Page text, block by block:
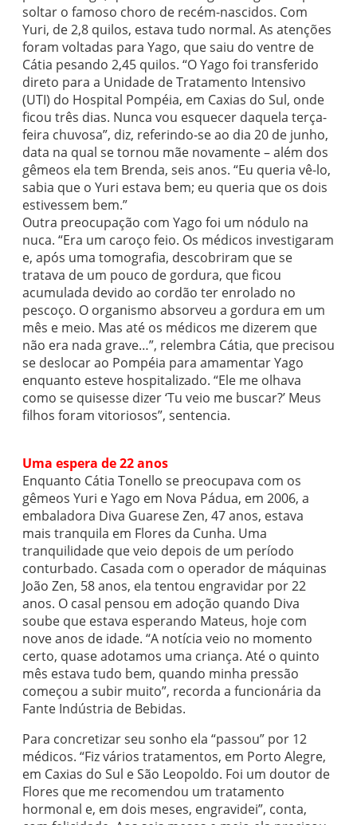
soltar o famoso choro de recém-nascidos. Com
Yuri, de 2,8 quilos, estava tudo normal. As atenções
foram voltadas para Yago, que saiu do ventre de
Cátia pesando 2,45 quilos. “O Yago foi transferido
direto para a Unidade de Tratamento Intensivo
(UTI) do Hospital Pompéia, em Caxias do Sul, onde
ficou três dias. Nunca vou esquecer daquela terça-
feira chuvosa”, diz, referindo-se ao dia 20 de junho,
data na qual se tornou mãe novamente – além dos
gêmeos ela tem Brenda, seis anos. “Eu queria vê-lo,
sabia que o Yuri estava bem; eu queria que os dois
estivessem bem.”
Outra preocupação com Yago foi um nódulo na
nuca. “Era um caroço feio. Os médicos investigaram
e, após uma tomografia, descobriram que se
tratava de um pouco de gordura, que ficou
acumulada devido ao cordão ter enrolado no
pescoço. O organismo absorveu a gordura em um
mês e meio. Mas até os médicos me dizerem que
não era nada grave…”, relembra Cátia, que precisou
se deslocar ao Pompéia para amamentar Yago
enquanto esteve hospitalizado. “Ele me olhava
como se quisesse dizer ‘Tu veio me buscar?’ Meus
filhos foram vitoriosos”, sentencia.
Uma espera de 22 anos
Enquanto Cátia Tonello se preocupava com os
gêmeos Yuri e Yago em Nova Pádua, em 2006, a
embaladora Diva Guarese Zen, 47 anos, estava
mais tranquila em Flores da Cunha. Uma
tranquilidade que veio depois de um período
conturbado. Casada com o operador de máquinas
João Zen, 58 anos, ela tentou engravidar por 22
anos. O casal pensou em adoção quando Diva
soube que estava esperando Mateus, hoje com
nove anos de idade. “A notícia veio no momento
certo, quase adotamos uma criança. Até o quinto
mês estava tudo bem, quando minha pressão
começou a subir muito”, recorda a funcionária da
Fante Indústria de Bebidas.
Para concretizar seu sonho ela “passou” por 12
médicos. “Fiz vários tratamentos, em Porto Alegre,
em Caxias do Sul e São Leopoldo. Foi um doutor de
Flores que me recomendou um tratamento
hormonal e, em dois meses, engravidei”, conta,